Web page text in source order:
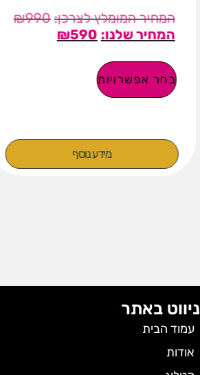
₪990
₪590
בחר אפשרויות
מידע נוסף
ניווט באתר
עמוד הבית
אודות